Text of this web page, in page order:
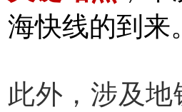
海快线的到来。
此外，涉及